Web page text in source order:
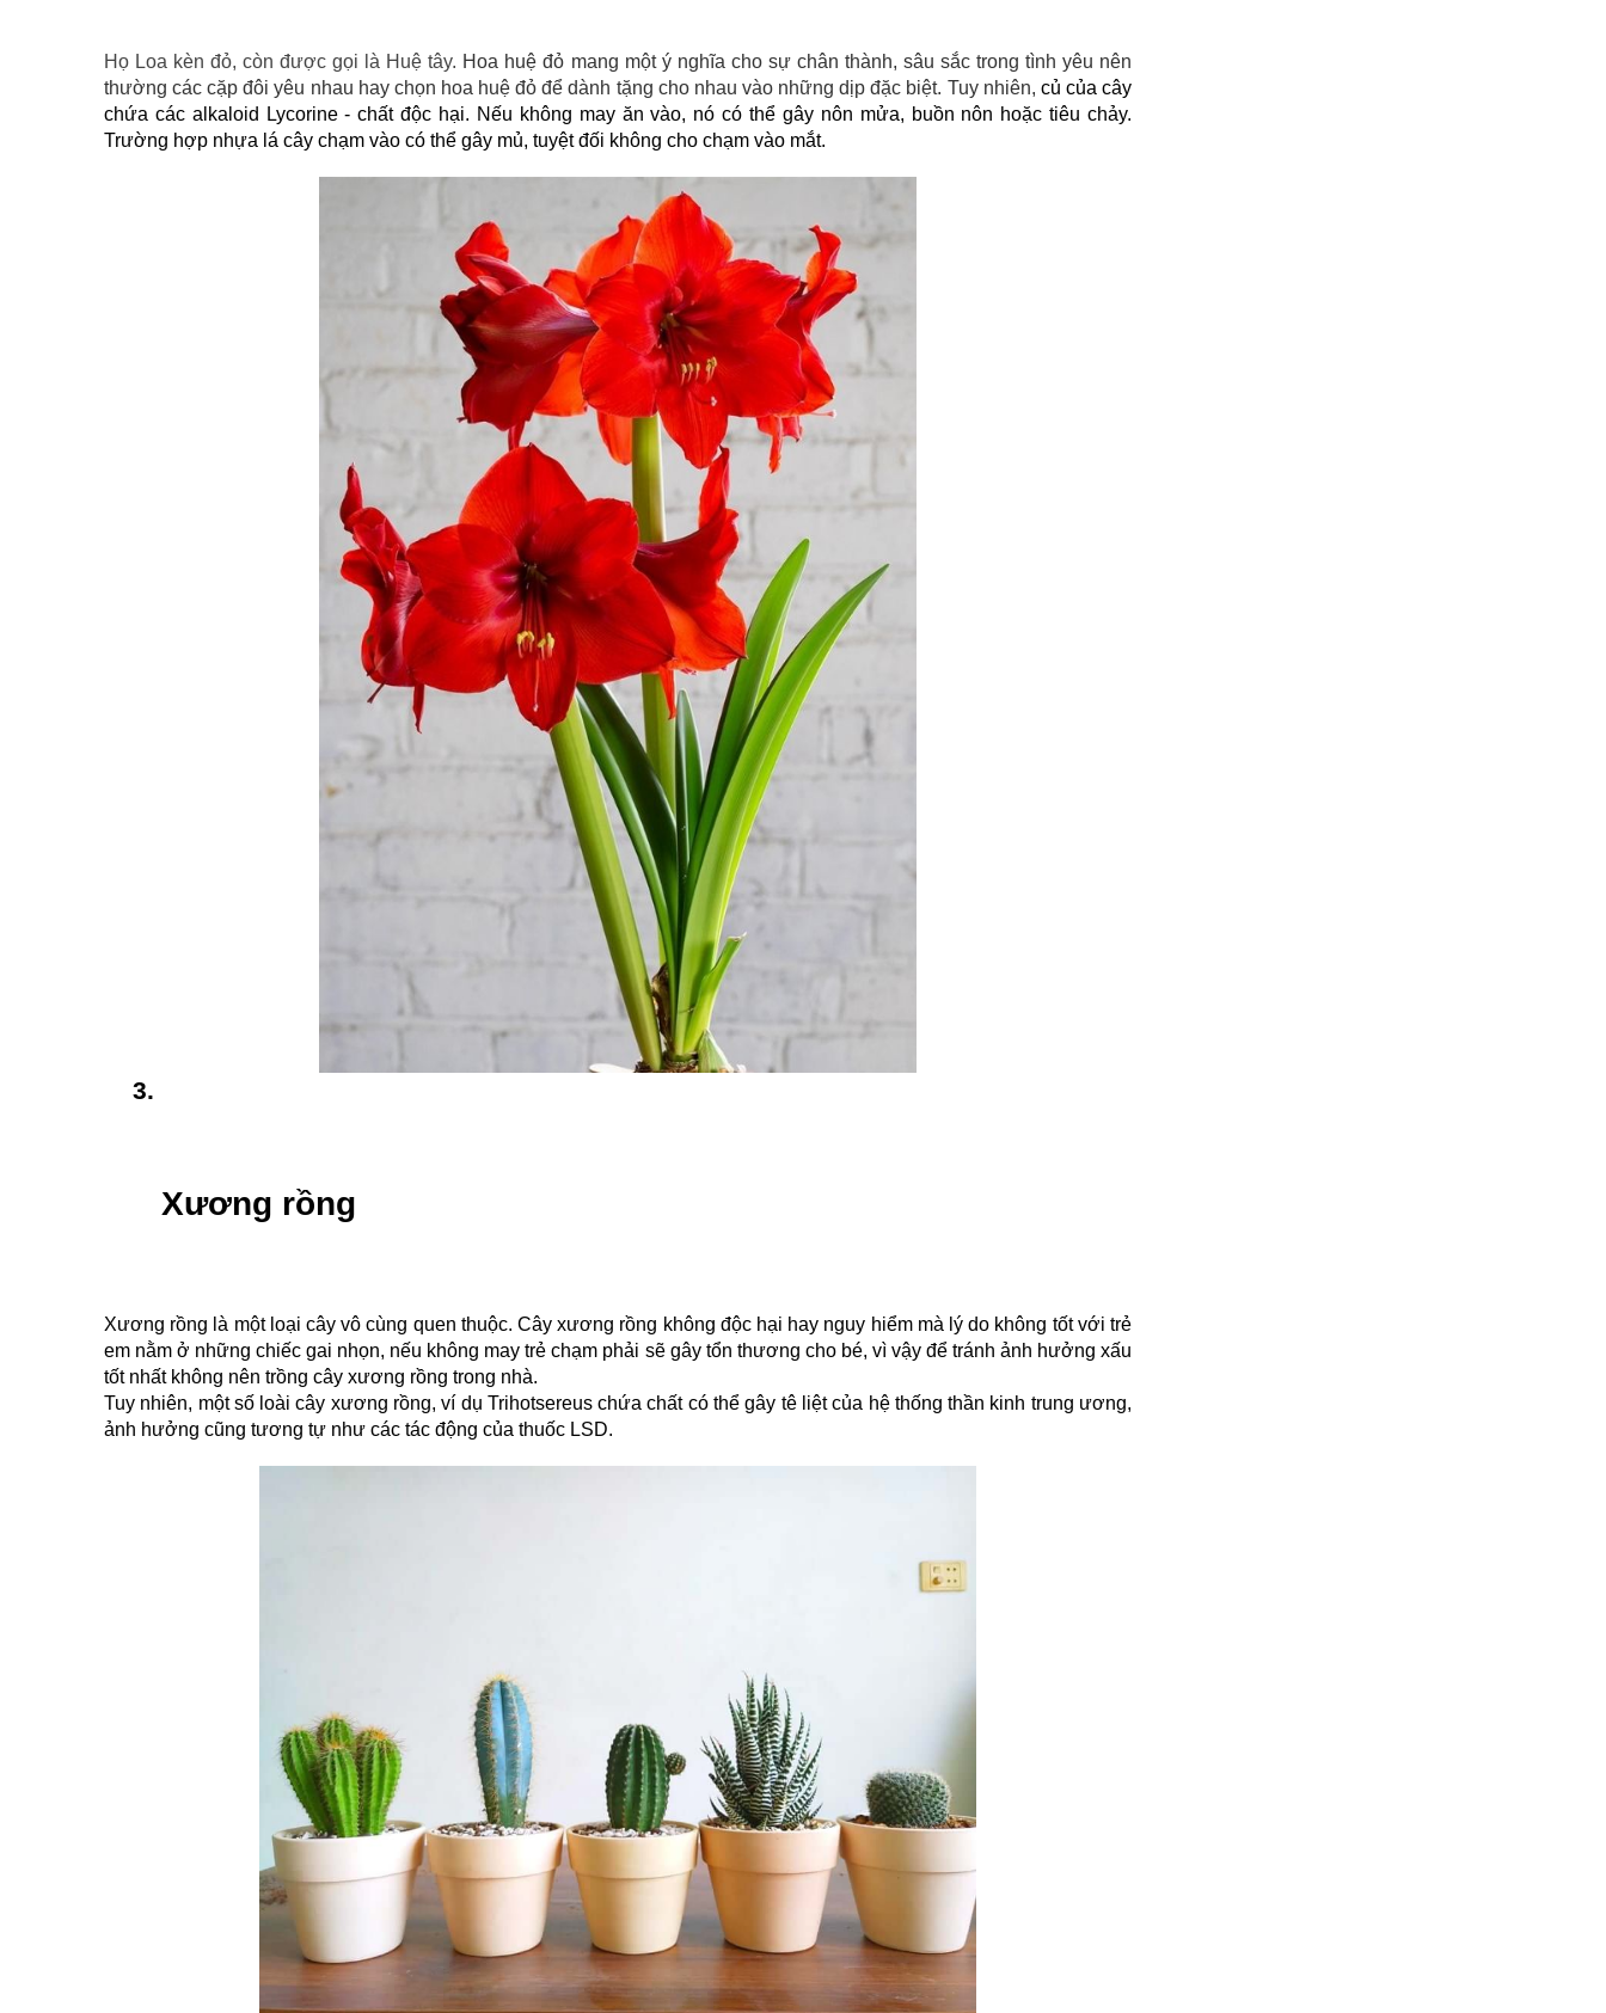
Họ Loa kèn đỏ, còn được gọi là Huệ tây. Hoa huệ đỏ mang một ý nghĩa cho sự chân thành, sâu sắc trong tình yêu nên
thường các cặp đôi yêu nhau hay chọn hoa huệ đỏ để dành tặng cho nhau vào những dịp đặc biệt. Tuy nhiên, củ của cây
chứa các alkaloid Lycorine - chất độc hại. Nếu không may ăn vào, nó có thể gây nôn mửa, buồn nôn hoặc tiêu chảy.
Trường hợp nhựa lá cây chạm vào có thể gây mủ, tuyệt đối không cho chạm vào mắt.
Xương rồng
Xương rồng là một loại cây vô cùng quen thuộc. Cây xương rồng không độc hại hay nguy hiểm mà lý do không tốt với trẻ
em nằm ở những chiếc gai nhọn, nếu không may trẻ chạm phải sẽ gây tổn thương cho bé, vì vậy để tránh ảnh hưởng xấu
tốt nhất không nên trồng cây xương rồng trong nhà.
Tuy nhiên, một số loài cây xương rồng, ví dụ Trihotsereus chứa chất có thể gây tê liệt của hệ thống thần kinh trung ương,
ảnh hưởng cũng tương tự như các tác động của thuốc LSD.